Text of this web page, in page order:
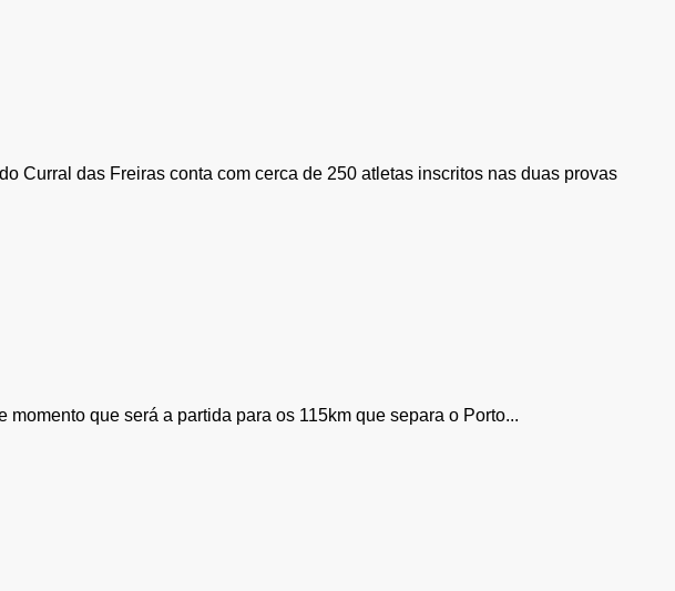
Curral das Freiras conta com cerca de 250 atletas inscritos nas duas provas
que será a partida para os 115km que separa o Porto...